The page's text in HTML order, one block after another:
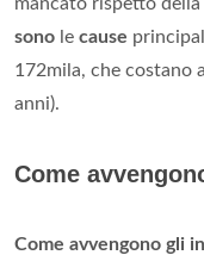
sono le cause
172mila, che costano
anni).
Come
Come avvengono gli